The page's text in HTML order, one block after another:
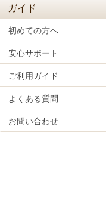
ベリル
ペリドット
ホークスアイ
彫り物(四神獣)
マラカイト
ムーンストーン
モルガナイト
モルダバイト
ガイド
初めての方へ
安心サポート
ご利用ガイド
よくある質問
お問い合わせ